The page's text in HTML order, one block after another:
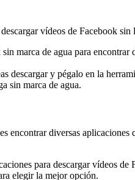
vídeos de Facebook
marca de agua para encontrar
descargar y pégalo en la
sin marca de agua.
encontrar diversas
para descargar vídeos de
elegir la mejor opción.